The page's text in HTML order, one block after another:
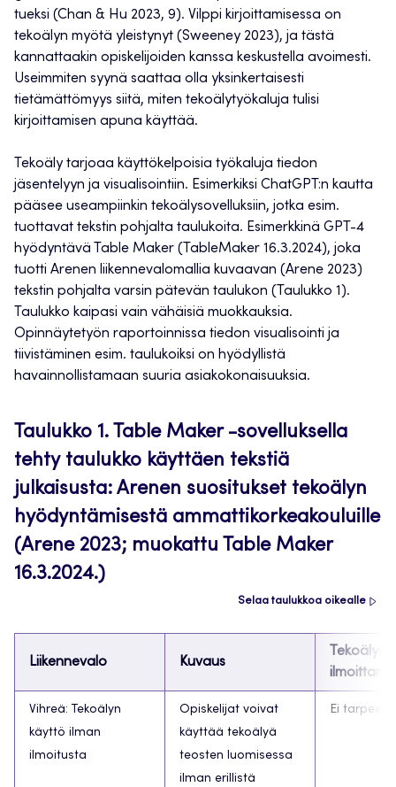
tueksi (Chan & Hu 2023, 9). Vilppi kirjoittamisessa on
tekoälyn myötä yleistynyt (Sweeney 2023), ja tästä
kannattaakin opiskelijoiden kanssa keskustella avoimesti.
Useimmiten syynä saattaa olla yksinkertaisesti
tietämättömyys siitä, miten tekoälytyökaluja tulisi
kirjoittamisen apuna käyttää.
Tekoäly tarjoaa käyttökelpoisia työkaluja tiedon
jäsentelyyn ja visualisointiin. Esimerkiksi ChatGPT:n kautta
pääsee useampiinkin tekoälysovelluksiin, jotka esim.
tuottavat tekstin pohjalta taulukoita. Esimerkkinä GPT-4
hyödyntävä Table Maker (TableMaker 16.3.2024), joka
tuotti Arenen liikennevalomallia kuvaavan (Arene 2023)
tekstin pohjalta varsin pätevän taulukon (Taulukko 1).
Taulukko kaipasi vain vähäisiä muokkauksia.
Opinnäytetyön raportoinnissa tiedon visualisointi ja
tiivistäminen esim. taulukoiksi on hyödyllistä
havainnollistamaan suuria asiakokonaisuuksia.
Taulukko 1. Table Maker -sovelluksella
tehty taulukko käyttäen tekstiä
julkaisusta: Arenen suositukset tekoälyn
hyödyntämisestä ammattikorkeakouluille
(Arene 2023; muokattu Table Maker
16.3.2024.)
Selaa taulukkoa oikealle
Liikennevalo Kuvaus
Vihreä: Tekoälyn
käyttö ilman
ilmoitusta
Opiskelijat voivat
käyttää tekoälyä
teosten luomisessa
ilman erillistä
Ei tarpeen.